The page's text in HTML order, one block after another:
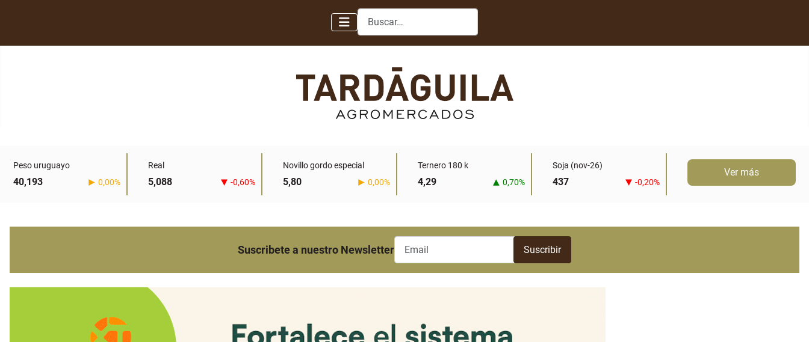
Buscar
Peso uruguayo
40,193 0,00%
Real
5,088 -0,60%
Novillo gordo especial
5,80 0,00%
Ternero 180 k
4,29 0,70%
Soja (nov-26)
437 -0,20%
Ver más
Suscribete a nuestro Newsletter